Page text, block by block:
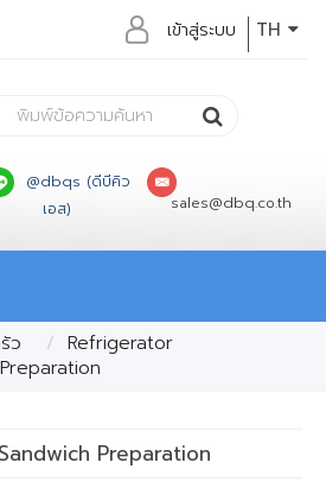
TH
เข้าสู่ระบบ
@dbqs (ดีบีคิว
เอส)
sales@dbq.co.th
ว
Refrigerator
Preparation